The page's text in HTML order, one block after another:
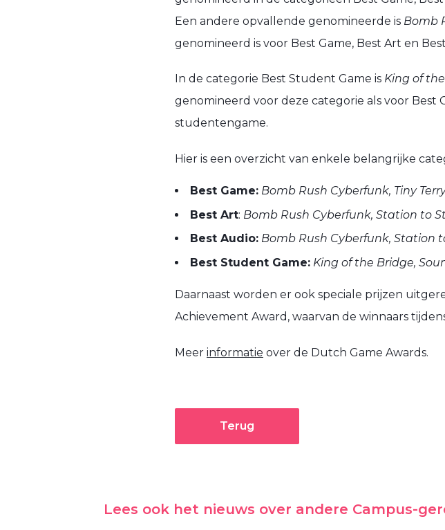
Een andere opvallende genomineerde is Bomb
genomineerd is voor Best Game, Best Art en
In de categorie Best Student Game is King of
genomineerd voor deze categorie als voor Best
studentengame.
Hier is een overzicht van enkele belangrijke
Best Game: Bomb Rush Cyberfunk, Tiny
Best Art: Bomb Rush Cyberfunk, Station to
Best Audio: Bomb Rush Cyberfunk, Station
Best Student Game: King of the Bridge,
Daarnaast worden er ook speciale prijzen
Achievement Award, waarvan de winnaars
Meer informatie over de Dutch Game Awards.
Terug
Lees ook het nieuws over andere Campus-